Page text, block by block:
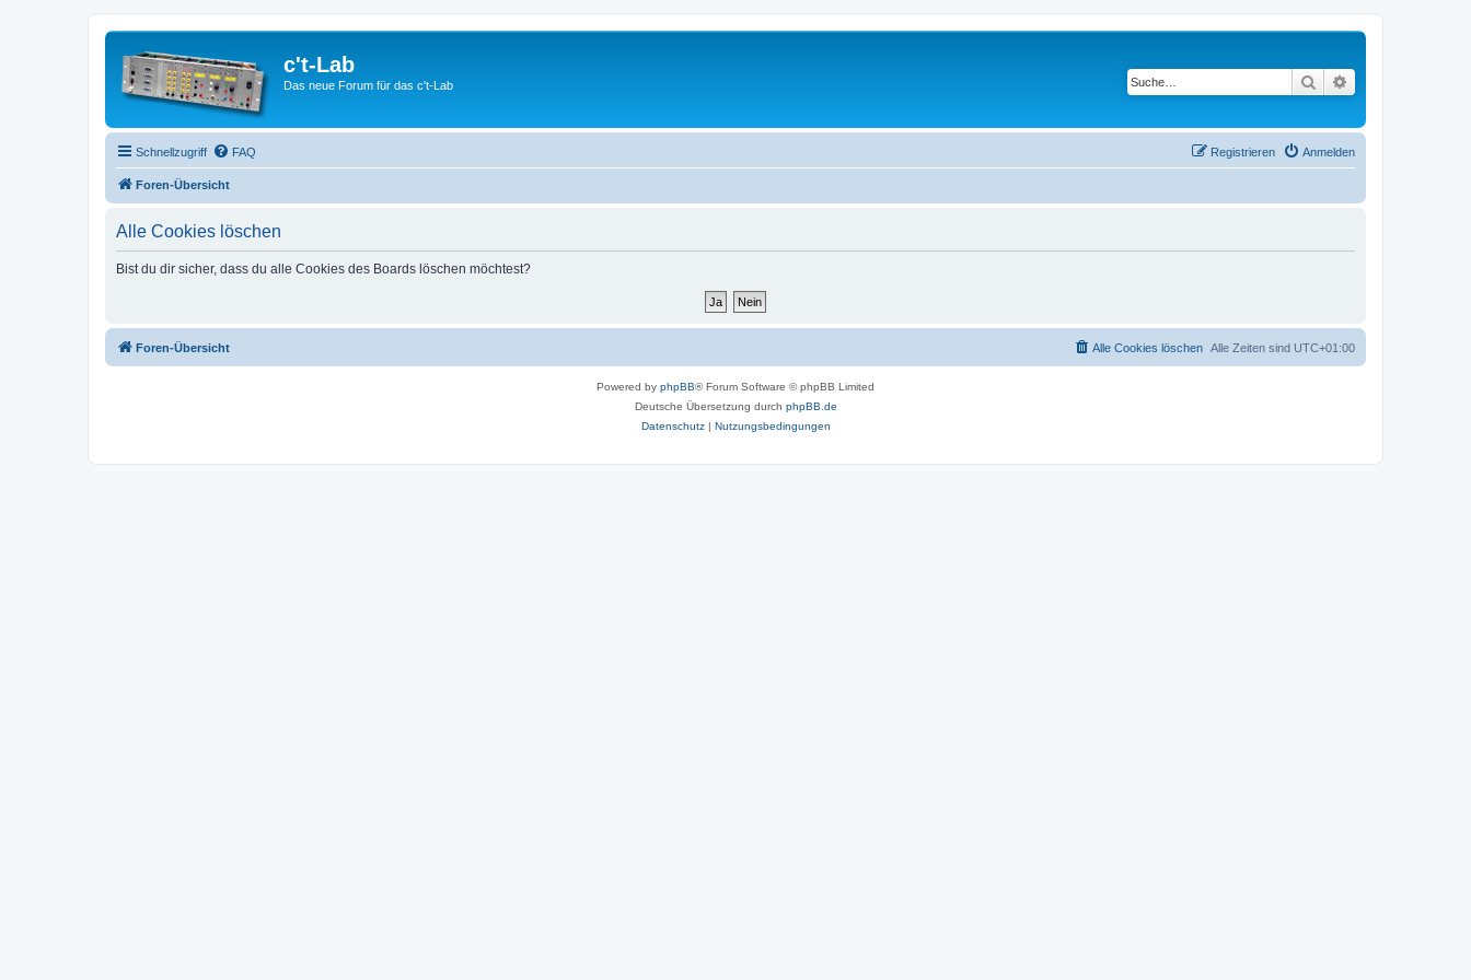
c't-Lab
Das neue Forum für das c't-Lab Suche
Schnellzugriff FAQ Anmelden
Registrieren
Foren-Übersicht
Alle Cookies löschen
Bist du dir sicher, dass du alle Cookies des Boards löschen möchtest?
Foren-Übersicht Alle Zeiten sind UTC+01:00
Alle Cookies löschen
Powered by phpBB® Forum Software © phpBB Limited
Deutsche Übersetzung durch phpBB.de
Datenschutz| Nutzungsbedingungen